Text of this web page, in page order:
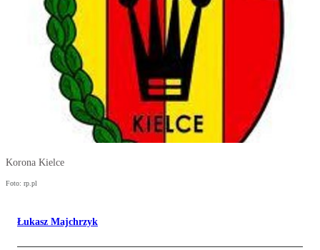
Korona Kielce
Foto: rp.pl
Łukasz Majchrzyk